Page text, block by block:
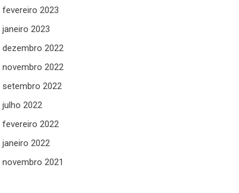
fevereiro 2023
janeiro 2023
dezembro 2022
novembro 2022
setembro 2022
julho 2022
fevereiro 2022
janeiro 2022
novembro 2021